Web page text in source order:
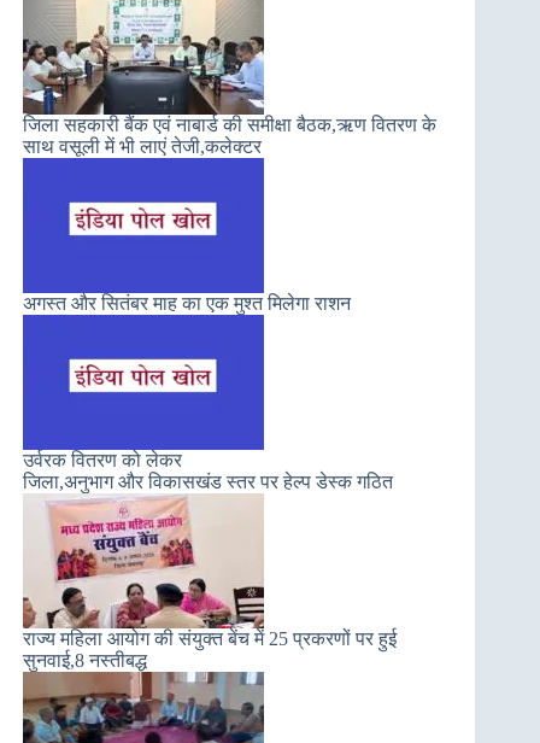
जिला सहकारी बैंक एवं नाबार्ड की समीक्षा बैठक,ऋण वितरण के
साथ वसूली में भी लाएं तेजी,कलेक्टर
अगस्त और सितंबर माह का एक मुश्त मिलेगा राशन
उर्वरक वितरण को लेकर
जिला,अनुभाग और विकासखंड स्तर पर हेल्प डेस्क गठित
राज्य महिला आयोग की संयुक्त बेंच में 25 प्रकरणों पर हुई
सुनवाई,8 नस्तीबद्ध